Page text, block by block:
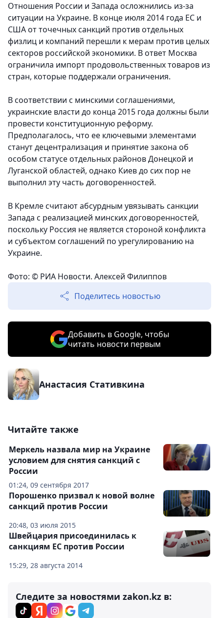
Отношения России и Запада осложнились из-за
ситуации на Украине. В конце июля 2014 года ЕС и
США от точечных санкций против отдельных
физлиц и компаний перешли к мерам против целых
секторов российской экономики. В ответ Москва
ограничила импорт продовольственных товаров из
стран, которые поддержали ограничения.
В соответствии с минскими соглашениями,
украинские власти до конца 2015 года должны были
провести конституционную реформу.
Предполагалось, что ее ключевыми элементами
станут децентрализация и принятие закона об
особом статусе отдельных районов Донецкой и
Луганской областей, однако Киев до сих пор не
выполнил эту часть договоренностей.
В Кремле считают абсурдным увязывать санкции
Запада с реализацией минских договоренностей,
поскольку Россия не является стороной конфликта
и субъектом соглашений по урегулированию на
Украине.
Фото: © РИА Новости. Алексей Филиппов
Поделитесь новостью
Добавить в Google, чтобы
читать новости первым
Анастасия Стативкина
Читайте также
01:24, 09 сентября 2017
Меркель назвала мир на Украине
условием для снятия санкций с
России
20:48, 03 июля 2015
Порошенко призвал к новой волне
санкций против России
15:29, 28 августа 2014
Швейцария присоединилась к
санкциям ЕС против России
Следите за новостями zakon.kz в: